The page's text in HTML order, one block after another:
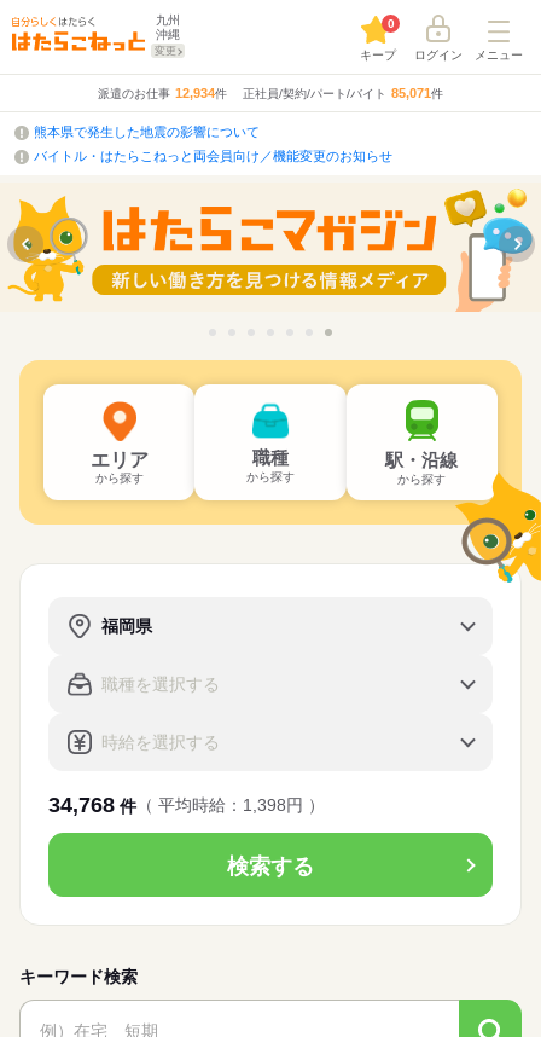
変更
九州
沖縄
キープ
0
ログイン メニュー
派遣のお仕事 12,934件 正社員/契約/パート/バイト 85,071件
熊本県で発生した地震の影響について
バイトル・はたらこねっと両会員向け／機能変更のお知らせ
エリア
から探す
職種
から探す
駅・沿線
から探す
34,768 件 （ 平均時給：1,398円 ）
検索する
キーワード検索